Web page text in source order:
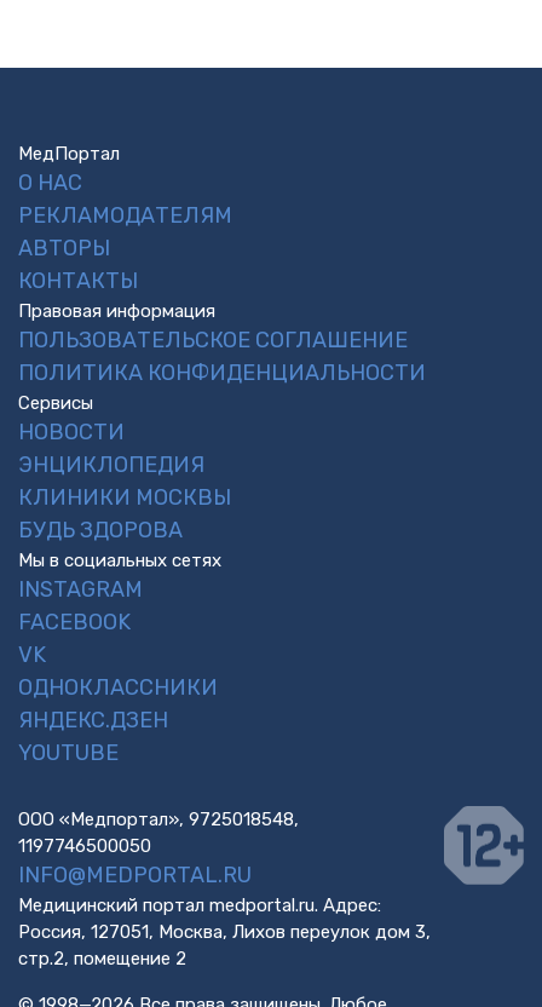
МедПортал
О НАС
РЕКЛАМОДАТЕЛЯМ
АВТОРЫ
КОНТАКТЫ
Правовая информация
ПОЛЬЗОВАТЕЛЬСКОЕ СОГЛАШЕНИЕ
ПОЛИТИКА КОНФИДЕНЦИАЛЬНОСТИ
Сервисы
НОВОСТИ
ЭНЦИКЛОПЕДИЯ
КЛИНИКИ МОСКВЫ
БУДЬ ЗДОРОВА
Мы в социальных сетях
INSTAGRAM
FACEBOOK
VK
ОДНОКЛАССНИКИ
ЯНДЕКС.ДЗЕН
YOUTUBE
ООО «Медпортал», 9725018548,
1197746500050
INFO@MEDPORTAL.RU
Медицинский портал medportal.ru. Адрес:
Россия, 127051, Москва, Лихов переулок дом 3,
стр.2, помещение 2